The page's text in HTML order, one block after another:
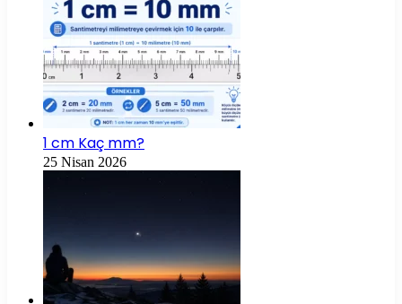
1 cm Kaç mm?
25 Nisan 2026